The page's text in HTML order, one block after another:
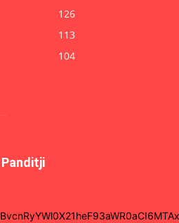
126
113
104